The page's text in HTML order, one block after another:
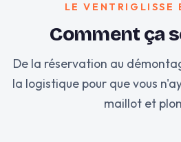
LE VENTRIGLISSE
Comment ça
De la réservation au
la logistique pour que vous
maillot et